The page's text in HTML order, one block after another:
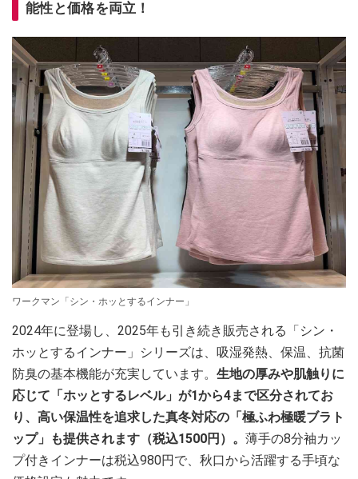
能性と価格を両立！
ワークマン「シン・ホッとするインナー」
2024年に登場し、2025年も引き続き販売される「シン・
ホッとするインナー」シリーズは、吸湿発熱、保温、抗菌
防臭の基本機能が充実しています。 生地の厚みや肌触りに
応じて「ホッとするレベル」が1から4まで区分されてお
り、高い保温性を追求した真冬対応の「極ふわ極暖ブラト
ップ」も提供されます（税込1500円）。 薄手の8分袖カッ
プ付きインナーは税込980円で、秋口から活躍する手頃な